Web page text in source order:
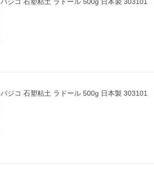
パジコ 石塑粘土 ラドール 500g 日本製 303101